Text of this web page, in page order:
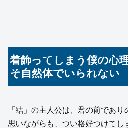
着飾ってしまう僕の心
そ自然体でいられない
「結」の主人公は、君の前であ
思いながらも、つい格好つけてし